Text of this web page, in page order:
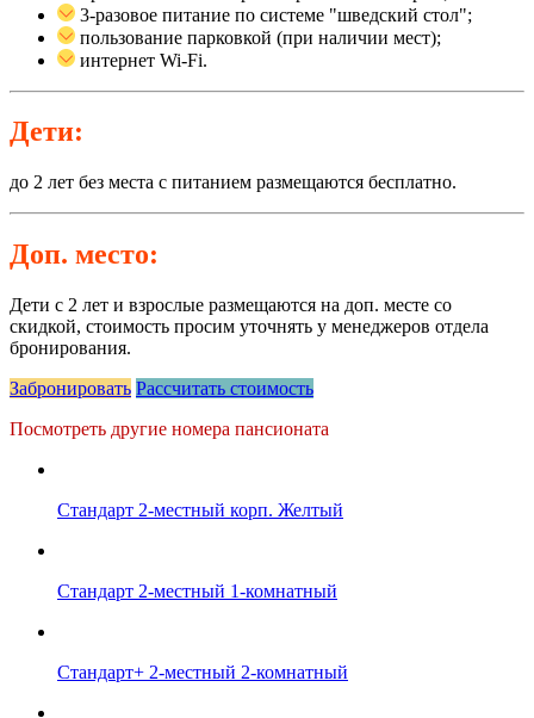
3-разовое питание по системе "шведский стол";
пользование парковкой (при наличии мест);
интернет Wi-Fi.
Дети:
до 2 лет без места c питанием размещаются бесплатно.
Доп. место:
Дети с 2 лет и взрослые размещаются на доп. месте со
скидкой, стоимость просим уточнять у менеджеров отдела
бронирования.
Забронировать Рассчитать стоимость
Посмотреть другие номера пансионата
Стандарт 2-местный корп. Желтый
Стандарт 2-местный 1-комнатный
Стандарт+ 2-местный 2-комнатный